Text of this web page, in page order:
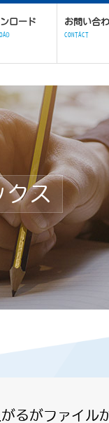
ロード お問い合
CONTACT
クス
るがファイル